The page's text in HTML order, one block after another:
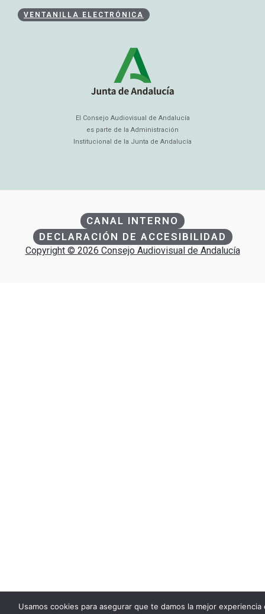
VENTANILLA ELECTRÓNICA
El Consejo Audiovisual de Andalucía
es parte de la Administración
Institucional de la Junta de Andalucía
CANAL INTERNO
DECLARACIÓN DE ACCESIBILIDAD
Copyright © 2026 Consejo Audiovisual de Andalucía
Usamos cookies para asegurar que te damos la mejor experiencia